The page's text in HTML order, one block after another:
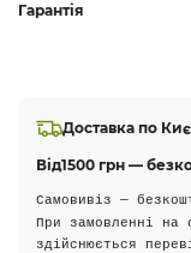
Гарантія
Доставка по
Від1500 грн —
Самовивіз —
При замовленні на
здійснюється